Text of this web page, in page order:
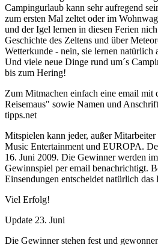
Campingurlaub kann sehr aufregend
zum ersten Mal zeltet oder im
und der Igel lernen in diesen Ferien
Geschichte des Zeltens und über
Wetterkunde - nein, sie lernen natürlich
Und viele neue Dinge rund um´s
bis zum Hering!
Zum Mitmachen einfach eine email mit
Reisemaus" sowie Namen und
tipps.net
Mitspielen kann jeder, außer
Music Entertainment und EUROPA.
16. Juni 2009. Die Gewinner werden
Gewinnspiel per email benachrichtigt.
Einsendungen entscheidet natürlich das
Viel Erfolg!
Update 23. Juni
Die Gewinner stehen fest und